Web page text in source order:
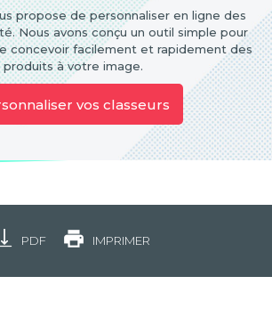
propose de personnaliser en ligne des
Nous avons conçu un outil simple pour
concevoir facilement et rapidement des
produits à votre image.
vos classeurs
PDF IMPRIMER